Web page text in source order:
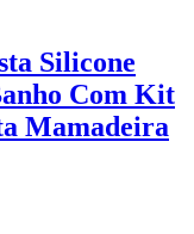
Silicone
Com Kit
Mamadeira